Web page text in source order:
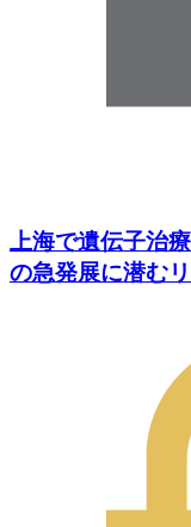
上海で遺伝子治
の急発展に潜む